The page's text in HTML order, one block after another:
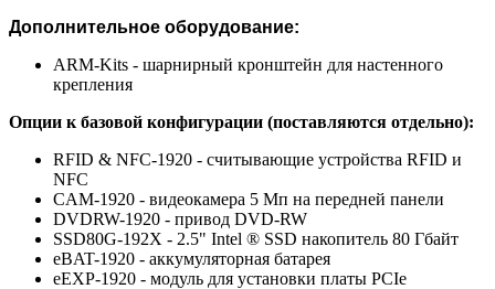
Дополнительное оборудование:
ARM-Kits - шарнирный кронштейн для настенного
крепления
Опции к базовой конфигурации (поставляются отдельно):
RFID & NFC-1920 - считывающие устройства RFID и
NFC
CAM-1920 - видеокамера 5 Мп на передней панели
DVDRW-1920 - привод DVD-RW
SSD80G-192X - 2.5" Intel ® SSD накопитель 80 Гбайт
eBAT-1920 - аккумуляторная батарея
eEXP-1920 - модуль для установки платы PCIe